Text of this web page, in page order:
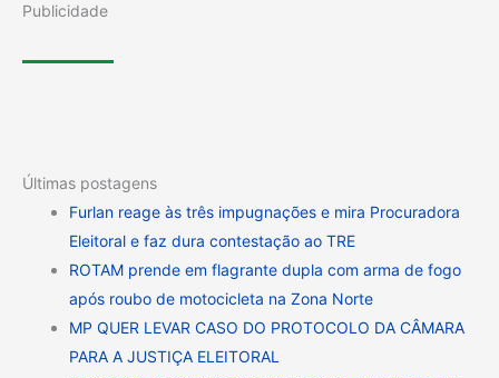
Publicidade
Últimas postagens
Furlan reage às três impugnações e mira Procuradora
Eleitoral e faz dura contestação ao TRE
ROTAM prende em flagrante dupla com arma de fogo
após roubo de motocicleta na Zona Norte
MP QUER LEVAR CASO DO PROTOCOLO DA CÂMARA
PARA A JUSTIÇA ELEITORAL